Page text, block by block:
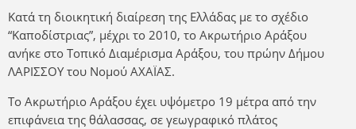
Κατά τη διοικητική διαίρεση της Ελλάδας με το σχέδιο
“Καποδίστριας”, μέχρι το 2010, το Ακρωτήριο Αράξου
ανήκε στο Τοπικό Διαμέρισμα Αράξου, του πρώην Δήμου
ΛΑΡΙΣΣΟΥ του Νομού ΑΧΑΪΑΣ.
Το Ακρωτήριο Αράξου έχει υψόμετρο 19 μέτρα από την
επιφάνεια της θάλασσας, σε γεωγραφικό πλάτος